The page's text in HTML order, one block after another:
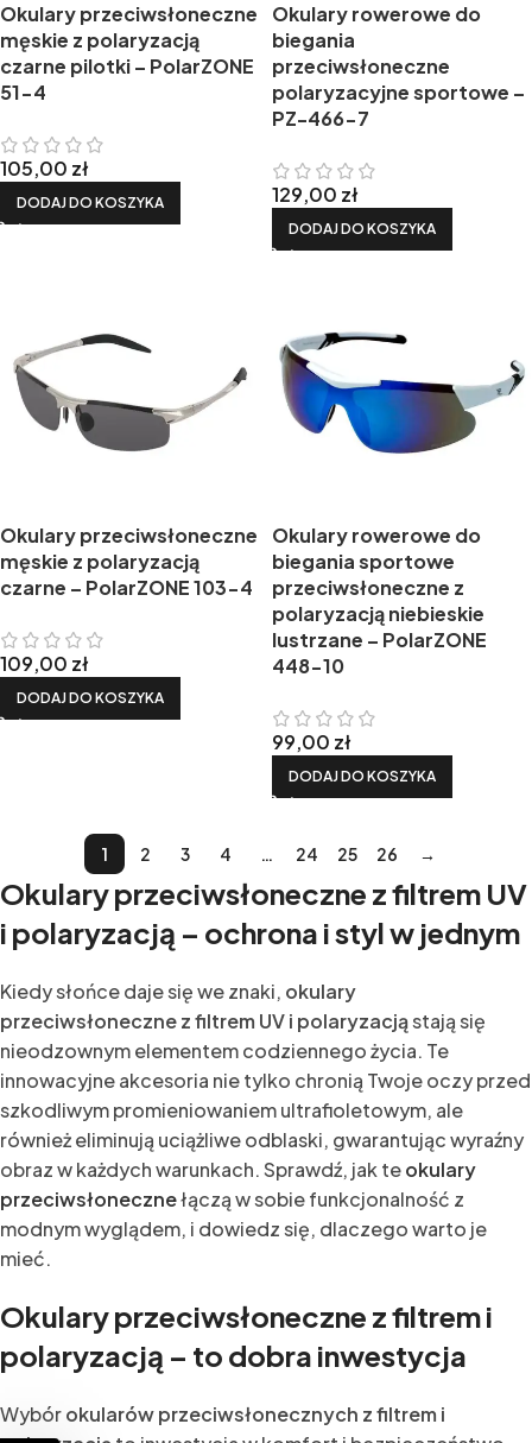
Okulary przeciwsłoneczne
męskie z polaryzacją
czarne pilotki – PolarZONE
51-4
105,00 zł
DODAJ DO KOSZYKA
Okulary rowerowe do
biegania
przeciwsłoneczne
polaryzacyjne sportowe –
PZ-466-7
129,00 zł
DODAJ DO KOSZYKA
Okulary przeciwsłoneczne
męskie z polaryzacją
czarne – PolarZONE 103-4
109,00 zł
DODAJ DO KOSZYKA
Okulary rowerowe do
biegania sportowe
przeciwsłoneczne z
polaryzacją niebieskie
lustrzane – PolarZONE
448-10
99,00 zł
DODAJ DO KOSZYKA
1 2 3 4 … 24 25 26 →
Okulary przeciwsłoneczne z filtrem UV
i polaryzacją – ochrona i styl w jednym
Kiedy słońce daje się we znaki, okulary
przeciwsłoneczne z filtrem UV i polaryzacjąstają się
nieodzownym elementem codziennego życia. Te
innowacyjne akcesoria nie tylko chronią Twoje oczy przed
szkodliwym promieniowaniem ultrafioletowym, ale
również eliminują uciążliwe odblaski, gwarantując wyraźny
obraz w każdych warunkach. Sprawdź, jak teokulary
przeciwsłonecznełączą w sobie funkcjonalność z
modnym wyglądem, i dowiedz się, dlaczego warto je
mieć.
Okulary przeciwsłoneczne z filtrem i
polaryzacją – to dobra inwestycja
Wybórokularów przeciwsłonecznych z filtrem i